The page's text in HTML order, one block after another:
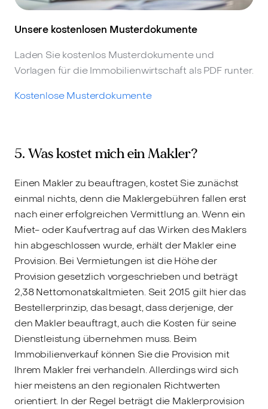
Unsere kostenlosen Musterdokumente
Laden Sie kostenlos Musterdokumente und
Vorlagen für die Immobilienwirtschaft als PDF runter.
Kostenlose Musterdokumente
5. Was kostet mich ein Makler?
Einen Makler zu beauftragen, kostet Sie zunächst
einmal nichts, denn die Maklergebühren fallen erst
nach einer erfolgreichen Vermittlung an. Wenn ein
Miet- oder Kaufvertrag auf das Wirken des Maklers
hin abgeschlossen wurde, erhält der Makler eine
Provision. Bei Vermietungen ist die Höhe der
Provision gesetzlich vorgeschrieben und beträgt
2,38 Nettomonatskaltmieten. Seit 2015 gilt hier das
Bestellerprinzip, das besagt, dass derjenige, der
den Makler beauftragt, auch die Kosten für seine
Dienstleistung übernehmen muss. Beim
Immobilienverkauf können Sie die Provision mit
Ihrem Makler frei verhandeln. Allerdings wird sich
hier meistens an den regionalen Richtwerten
orientiert. In der Regel beträgt die Maklerprovision